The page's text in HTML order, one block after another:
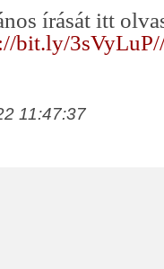
írását itt
bit.ly/
11:47:37